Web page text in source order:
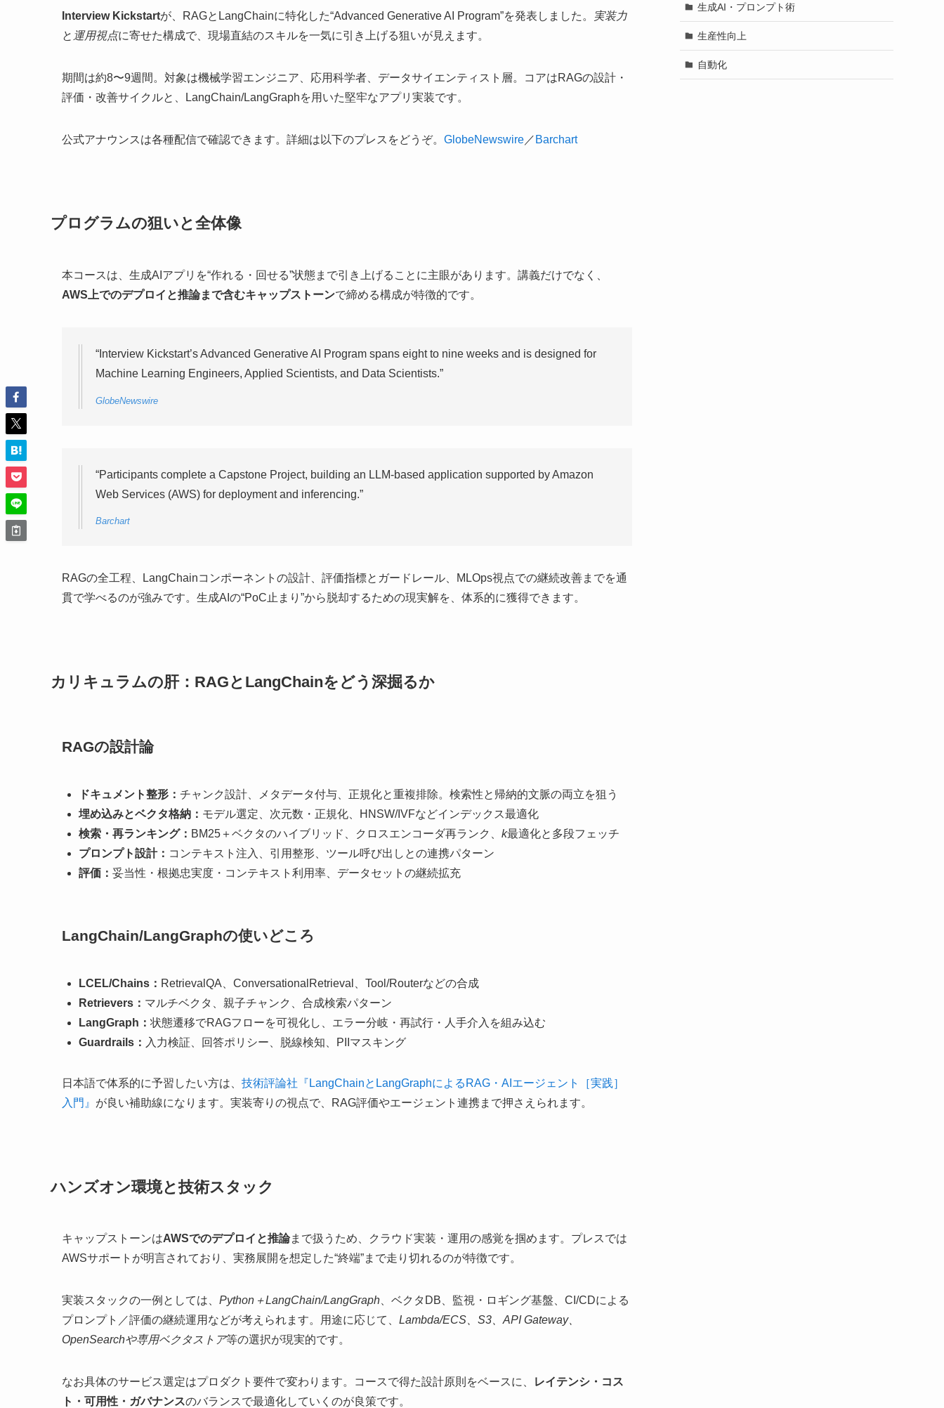
Interview Kickstartが、RAGとLangChainに特化した“Advanced Generative AI Program”を発表しました。
実装力
と 運用視点に寄せた構成で、現場直結のスキルを一気に引き上げる狙いが見えます。
期間は約8〜9週間。対象は機械学習エンジニア、応用科学者、データサイエンティスト層。コアはRAGの設計・
評価・改善サイクルと、LangChain/LangGraphを用いた堅牢なアプリ実装です。
公式アナウンスは各種配信で確認できます。詳細は以下のプレスをどうぞ。 GlobeNewswire ／ Barchart
プログラムの狙いと全体像
本コースは、生成AIアプリを“作れる・回せる”状態まで引き上げることに主眼があります。講義だけでなく、
AWS上でのデプロイと推論まで含むキャップストーンで締める構成が特徴的です。
“Interview Kickstart’s Advanced Generative AI Program spans eight to nine weeks and is designed for
Machine Learning Engineers, Applied Scientists, and Data Scientists.”
GlobeNewswire
“Participants complete a Capstone Project, building an LLM-based application supported by Amazon
Web Services (AWS) for deployment and inferencing.”
Barchart
RAGの全工程、LangChainコンポーネントの設計、評価指標とガードレール、MLOps視点での継続改善までを通
貫で学べるのが強みです。生成AIの“PoC止まり”から脱却するための現実解を、体系的に獲得できます。
カリキュラムの肝：RAGとLangChainをどう深掘るか
RAGの設計論
ドキュメント整形： チャンク設計、メタデータ付与、正規化と重複排除。検索性と帰納的文脈の両立を狙う
埋め込みとベクタ格納： モデル選定、次元数・正規化、HNSW/IVFなどインデックス最適化
検索・再ランキング： BM25＋ベクタのハイブリッド、クロスエンコーダ再ランク、 k最適化と多段フェッチ
プロンプト設計： コンテキスト注入、引用整形、ツール呼び出しとの連携パターン
評価： 妥当性・根拠忠実度・コンテキスト利用率、データセットの継続拡充
LangChain/LangGraphの使いどころ
LCEL/Chains： RetrievalQA、ConversationalRetrieval、Tool/Routerなどの合成
Retrievers： マルチベクタ、親子チャンク、合成検索パターン
LangGraph： 状態遷移でRAGフローを可視化し、エラー分岐・再試行・人手介入を組み込む
Guardrails： 入力検証、回答ポリシー、脱線検知、PIIマスキング
日本語で体系的に予習したい方は、 技術評論社『LangChainとLangGraphによるRAG・AIエージェント［実践］
入門』 が良い補助線になります。実装寄りの視点で、RAG評価やエージェント連携まで押さえられます。
ハンズオン環境と技術スタック
キャップストーンはAWSでのデプロイと推論まで扱うため、クラウド実装・運用の感覚を掴めます。プレスでは
AWSサポートが明言されており、実務展開を想定した“終端”まで走り切れるのが特徴です。
実装スタックの一例としては、 Python＋LangChain/LangGraph、ベクタDB、監視・ロギング基盤、CI/CDによる
プロンプト／評価の継続運用などが考えられます。用途に応じて、 Lambda/ECS、S3、API Gateway、
OpenSearchや専用ベクタストア等の選択が現実的です。
なお具体のサービス選定はプロダクト要件で変わります。コースで得た設計原則をベースに、
レイテンシ・コス
ト・可用性・ガバナンスのバランスで最適化していくのが良策です。
生成AI・プロンプト術
生産性向上
自動化